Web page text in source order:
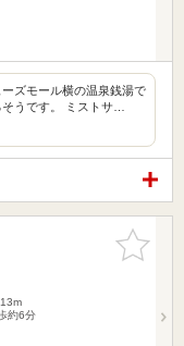
ズモール横の温泉銭湯で
うです。 ミストサ…
お気に入
りに追加
約6分